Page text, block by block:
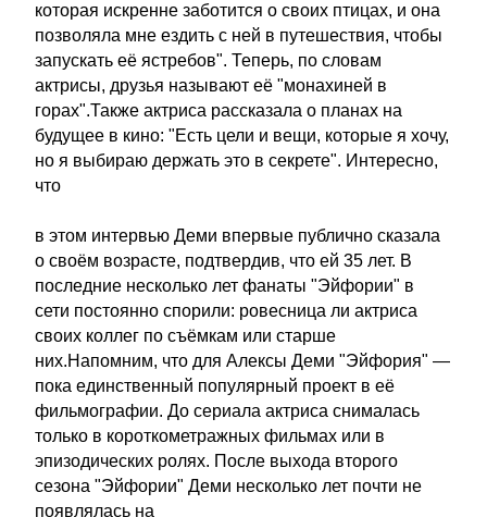
которая искренне заботится о своих птицах, и она
позволяла мне ездить с ней в путешествия, чтобы
запускать её ястребов". Теперь, по словам
актрисы, друзья называют её "монахиней в
горах".Также актриса рассказала о планах на
будущее в кино: "Есть цели и вещи, которые я хочу,
но я выбираю держать это в секрете". Интересно,
что
в этом интервью Деми впервые публично сказала
о своём возрасте, подтвердив, что ей 35 лет. В
последние несколько лет фанаты "Эйфории" в
сети постоянно спорили: ровесница ли актриса
своих коллег по съёмкам или старше
них.Напомним, что для Алексы Деми "Эйфория" —
пока единственный популярный проект в её
фильмографии. До сериала актриса снималась
только в короткометражных фильмах или в
эпизодических ролях. После выхода второго
сезона "Эйфории" Деми несколько лет почти не
появлялась на